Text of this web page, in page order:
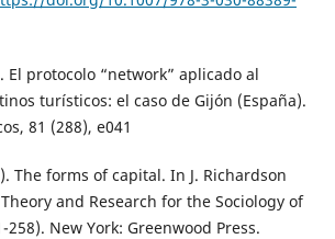
El protocolo “network” aplicado al
turísticos: el caso de Gijón (España).
81 (288), e041
The forms of capital. In J. Richardson
and Research for the Sociology of
New York: Greenwood Press.